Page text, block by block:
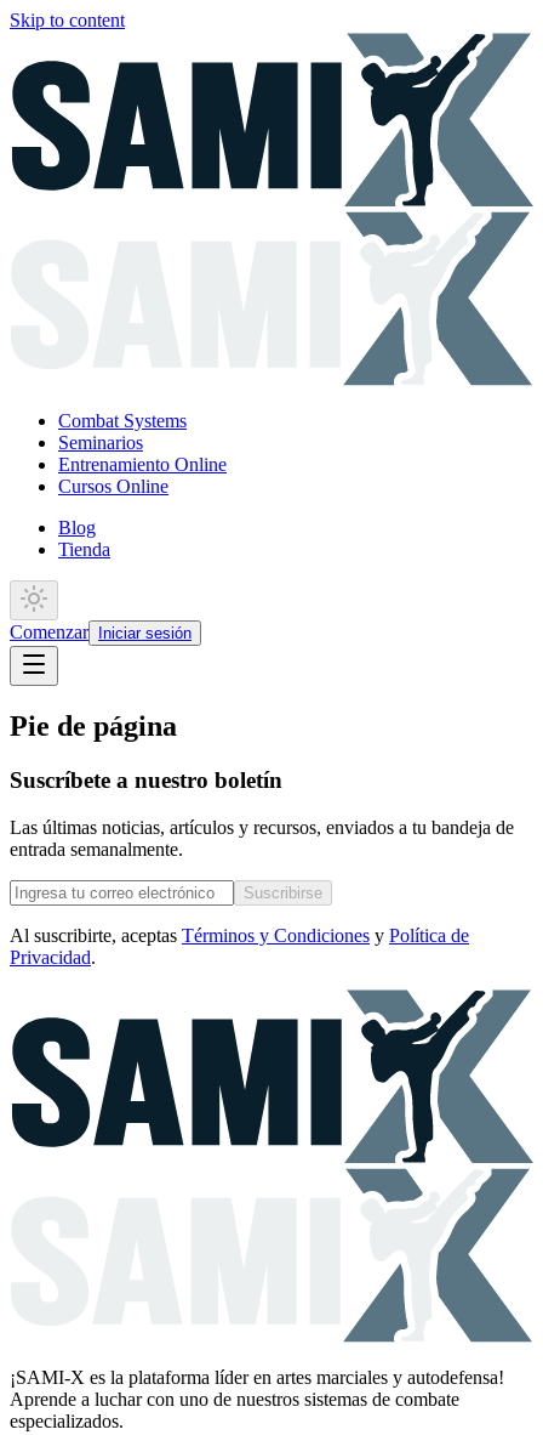
Skip to content
Combat Systems
Seminarios
Entrenamiento Online
Cursos Online
Blog
Tienda
Comenzar Iniciar sesión
Pie de página
Suscríbete a nuestro boletín
Las últimas noticias, artículos y recursos, enviados a tu bandeja de
entrada semanalmente.
Suscribirse
Al suscribirte, aceptas Términos y Condiciones y Política de
Privacidad.
¡SAMI-X es la plataforma líder en artes marciales y autodefensa!
Aprende a luchar con uno de nuestros sistemas de combate
especializados.